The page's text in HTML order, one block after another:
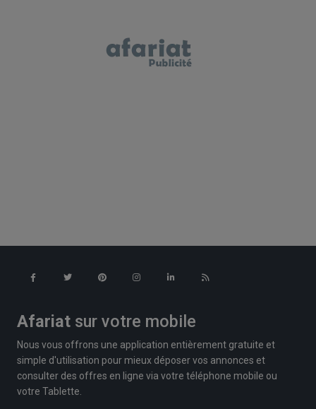
Afariat sur votre mobile
Nous vous offrons une application entièrement gratuite et
simple d'utilisation pour mieux déposer vos annonces et
consulter des offres en ligne via votre téléphone mobile ou
votre Tablette.